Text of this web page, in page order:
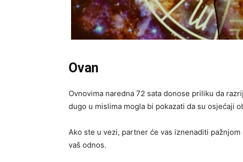
Ovan
Ovnovima naredna 72 sata donose priliku da
dugo u mislima mogla bi pokazati da su osjećaji
Ako ste u vezi, partner će vas iznenaditi
vaš odnos.